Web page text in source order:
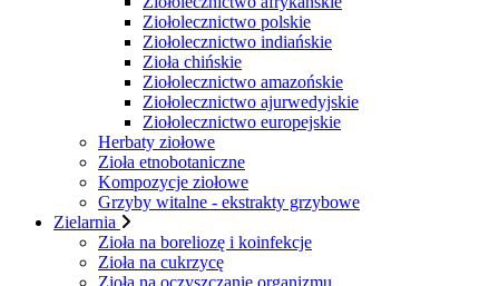
Ziołolecznictwo polskie
Ziołolecznictwo indiańskie
Zioła chińskie
Ziołolecznictwo amazońskie
Ziołolecznictwo ajurwedyjskie
Ziołolecznictwo europejskie
Herbaty ziołowe
Zioła etnobotaniczne
Kompozycje ziołowe
Grzyby witalne - ekstrakty grzybowe
Zielarnia
Zioła na boreliozę i koinfekcje
Zioła na cukrzycę
Zioła na oczyszczanie organizmu